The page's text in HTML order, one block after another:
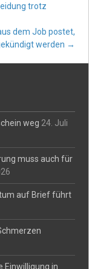
trotz
dem Job postet,
werden →
weg 24. Juli
muss auch für
auf Brief führt
Einwilligung in